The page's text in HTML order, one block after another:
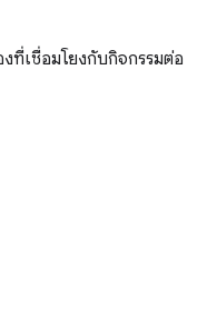
ที่เชื่อมโยงกับกิจกรรมต่อ